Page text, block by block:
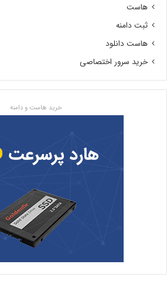
هاست
ثبت دامنه
هاست دانلود
خرید سرور اختصاصی
خرید هاست و دامنه